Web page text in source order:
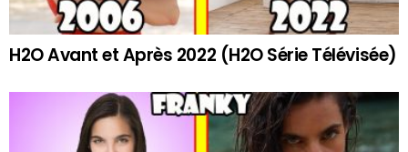
H2O Avant et Après 2022 (H2O Série Télévisée)